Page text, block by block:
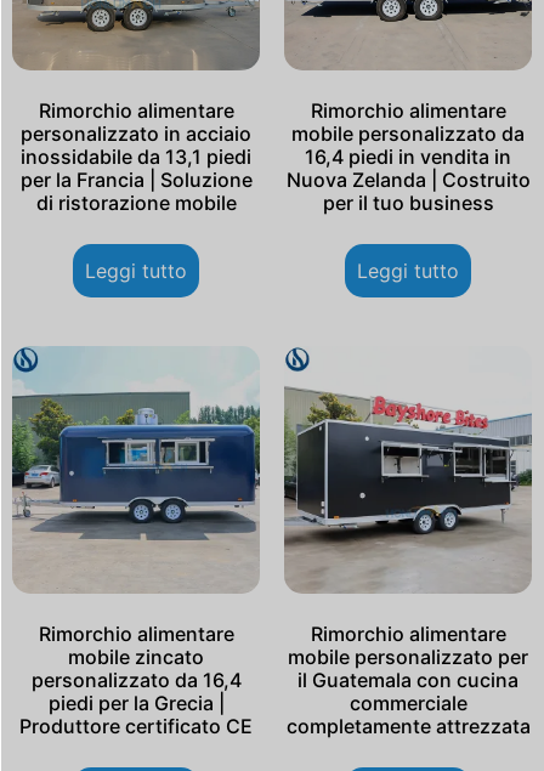
Rimorchio alimentare
personalizzato in acciaio
inossidabile da 13,1 piedi
per la Francia | Soluzione
di ristorazione mobile
Leggi tutto
Rimorchio alimentare
mobile personalizzato da
16,4 piedi in vendita in
Nuova Zelanda | Costruito
per il tuo business
Leggi tutto
Rimorchio alimentare
mobile zincato
personalizzato da 16,4
piedi per la Grecia |
Produttore certificato CE
Rimorchio alimentare
mobile personalizzato per
il Guatemala con cucina
commerciale
completamente attrezzata